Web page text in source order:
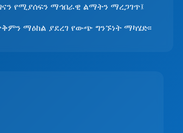
የሚያሰፍን ማኅበራዊ ልማትን ማረጋገጥ፤
ማዕከል ያደረገ የውጭ ግንኙነት ማካሄድ፡፡